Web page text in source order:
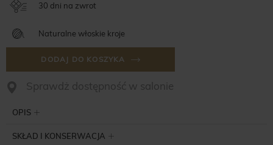
30 dni na zwrot
Naturalne włoskie kroje
DODAJ DO KOSZYKA
Sprawdż dostępność w salonie
OPIS
SKŁAD I KONSERWACJA